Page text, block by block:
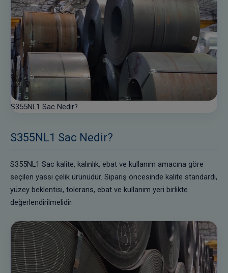
S355NL1 Sac Nedir?
S355NL1 Sac Nedir?
S355NL1 Sac kalite, kalınlık, ebat ve kullanım amacına göre
seçilen yassı çelik ürünüdür. Sipariş öncesinde kalite standardı,
yüzey beklentisi, tolerans, ebat ve kullanım yeri birlikte
değerlendirilmelidir.